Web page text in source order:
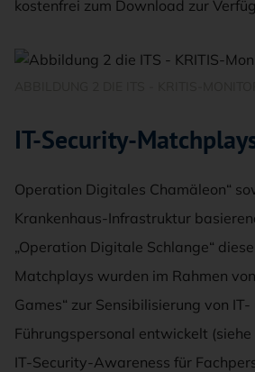
kostenfrei zum Download zur
IT-Security-
Operation Digitales Chamäleon“
Krankenhaus-Infrastruktur
„Operation Digitale Schlange“
Matchplays wurden im Rahmen
Games“ zur Sensibilisierung von IT-
Führungspersonal entwickelt
IT-Security-Awareness für